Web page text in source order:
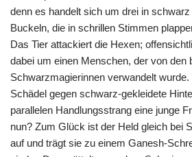
denn es handelt sich um drei in
Buckeln, die in schrillen Stimmen
Das Tier attackiert die Hexen;
dabei um einen Menschen, der von den
Schwarzmagierinnen verwandelt
Schädel gegen schwarz-gekleidete
parallelen Handlungsstrang eine junge
nun? Zum Glück ist der Held gleich bei
auf und trägt sie zu einem Ganesh-